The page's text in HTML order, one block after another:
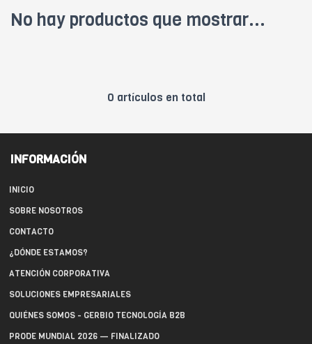
No hay productos que mostrar...
0 artículos en total
INFORMACIÓN
INICIO
SOBRE NOSOTROS
CONTACTO
¿DÓNDE ESTAMOS?
ATENCIÓN CORPORATIVA
SOLUCIONES EMPRESARIALES
QUIÉNES SOMOS - GERBIO TECNOLOGÍA B2B
PRODE MUNDIAL 2026 — FINALIZADO